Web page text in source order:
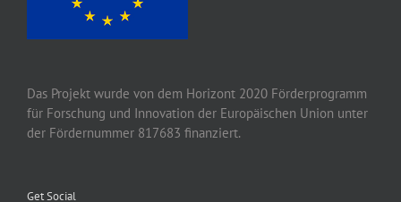
Das Projekt wurde von dem Horizont 2020 Förderprogramm
für Forschung und Innovation der Europäischen Union unter
der Fördernummer 817683 finanziert.
Get Social